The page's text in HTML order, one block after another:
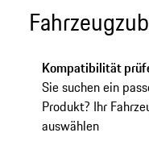
Kompatibilität
Sie suchen ein
Produkt? Ihr
auswählen